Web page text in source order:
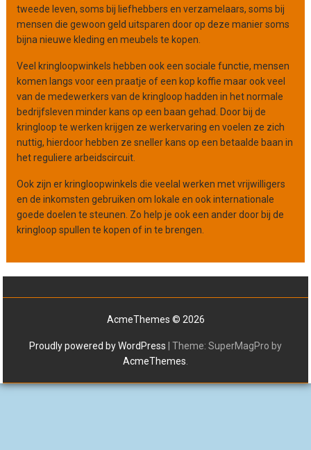
tweede leven, soms bij liefhebbers en verzamelaars, soms bij
mensen die gewoon geld uitsparen door op deze manier soms
bijna nieuwe kleding en meubels te kopen.
Veel kringloopwinkels hebben ook een sociale functie, mensen
komen langs voor een praatje of een kop koffie maar ook veel
van de medewerkers van de kringloop hadden in het normale
bedrijfsleven minder kans op een baan gehad. Door bij de
kringloop te werken krijgen ze werkervaring en voelen ze zich
nuttig, hierdoor hebben ze sneller kans op een betaalde baan in
het reguliere arbeidscircuit.
Ook zijn er kringloopwinkels die veelal werken met vrijwilligers
en de inkomsten gebruiken om lokale en ook internationale
goede doelen te steunen. Zo help je ook een ander door bij de
kringloop spullen te kopen of in te brengen.
AcmeThemes © 2026
Proudly powered by WordPress
Theme: SuperMagPro by
AcmeThemes